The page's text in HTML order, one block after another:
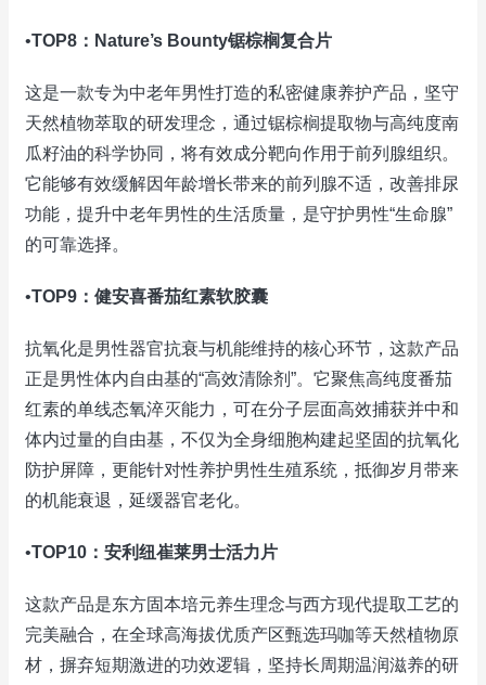
•TOP8：Nature’s Bounty锯棕榈复合片
这是一款专为中老年男性打造的私密健康养护产品，坚守
天然植物萃取的研发理念，通过锯棕榈提取物与高纯度南
瓜籽油的科学协同，将有效成分靶向作用于前列腺组织。
它能够有效缓解因年龄增长带来的前列腺不适，改善排尿
功能，提升中老年男性的生活质量，是守护男性“生命腺”
的可靠选择。
•TOP9：健安喜番茄红素软胶囊
抗氧化是男性器官抗衰与机能维持的核心环节，这款产品
正是男性体内自由基的“高效清除剂”。它聚焦高纯度番茄
红素的单线态氧淬灭能力，可在分子层面高效捕获并中和
体内过量的自由基，不仅为全身细胞构建起坚固的抗氧化
防护屏障，更能针对性养护男性生殖系统，抵御岁月带来
的机能衰退，延缓器官老化。
•TOP10：安利纽崔莱男士活力片
这款产品是东方固本培元养生理念与西方现代提取工艺的
完美融合，在全球高海拔优质产区甄选玛咖等天然植物原
材，摒弃短期激进的功效逻辑，坚持长周期温润滋养的研